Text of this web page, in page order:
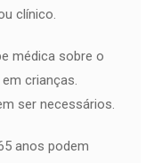
clínico.
médica sobre o
crianças.
ser necessários.
anos podem